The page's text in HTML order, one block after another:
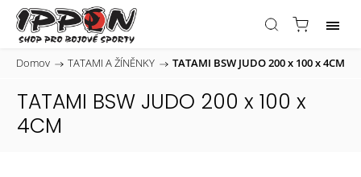
Domov / TATAMI A ŽÍNĚNKY / TATAMI BSW JUDO 200 x 100 x 4CM
TATAMI BSW JUDO 200 x 100 x
4CM